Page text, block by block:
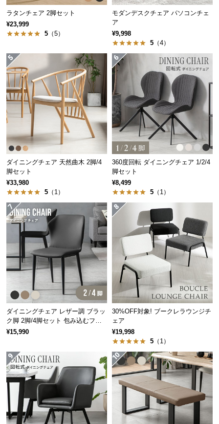
約
に
つ
い
客
サ
ー
お
せ
ブ
ロ
業
情
ラタンチェア 2脚セット
¥23,999
5 （5）
モダンデスクチェア パソコンチェ
ア
¥9,998
5 （4）
ダイニングチェア 天然曲木 2脚/4
脚セット
¥33,980
5 （1）
360度回転 ダイニングチェア 1/2/4
脚セット
¥8,499
5 （1）
ダイニングチェア レザー調 ブラッ
ク脚 2脚/4脚セット 包み込むフォ
ルム
¥15,990
30%OFF対象! ブークレラウンジチ
ェア
¥19,998
5 （1）